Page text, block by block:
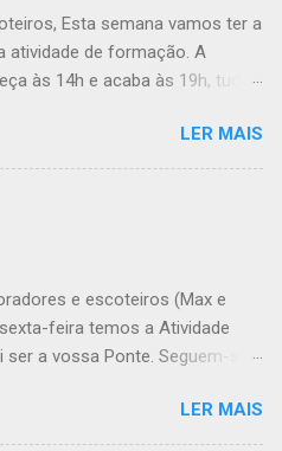
Esta semana vamos ter a
atividade de formação. A
às 14h e acaba às 19h, tudo
ser dinheiro!), água, papel e
a Inês, o Dawton,
a atividade começa à 13h .
com a TEx, vejam as
post deles. Atenção: Ainda há
enviaram o projeto da
dúvida, liguem. Até
LER MAIS
e escoteiros (Max e
feira temos a Atividade
ser a vossa Ponte. Seguem-se
na Estação Fluvial de
feira, às 20h15. A atividade
LER MAIS